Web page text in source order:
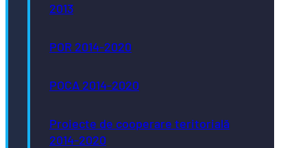
2013
POR 2014-2020
POCA 2014-2020
Proiecte de cooperare teritorială
2014-2020